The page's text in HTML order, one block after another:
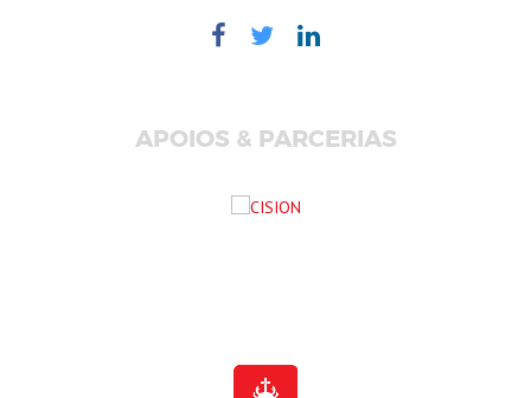
APOIOS & PARCERIAS